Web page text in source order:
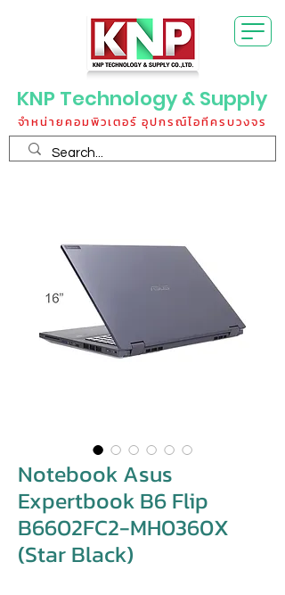
KNP Technology & Supply
จำหน่ายคอมพิวเตอร์ อุปกรณ์ไอทีครบวงจร
Notebook Asus
Expertbook B6 Flip
B6602FC2-MH0360X
(Star Black)